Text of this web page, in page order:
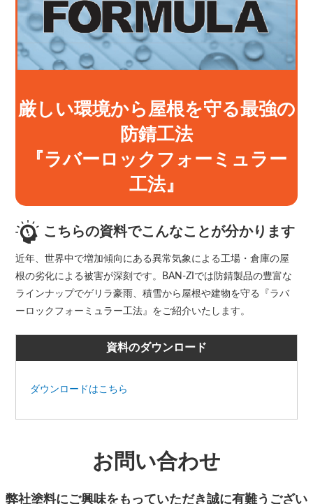
厳しい環境から屋根を守る最強の
防錆工法
『ラバーロックフォーミュラー
工法』
こちらの資料でこんなことが分かります
近年、世界中で増加傾向にある異常気象による工場・倉庫の屋
根の劣化による被害が深刻です。BAN-ZIでは防錆製品の豊富な
ラインナップでゲリラ豪雨、積雪から屋根や建物を守る『ラバ
ーロックフォーミュラー工法』をご紹介いたします。
資料のダウンロード
ダウンロードはこちら